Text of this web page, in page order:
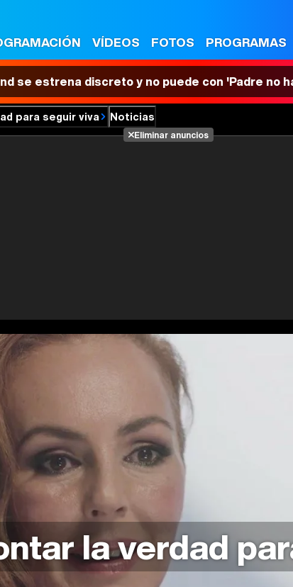
VÍDEOS FOTOS PROGRAMAS
se estrena discreto y no puede con 'Padre no
para seguir viva Noticias
Eliminar anuncios
la verdad